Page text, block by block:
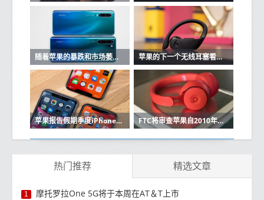
随着苹果的暴跌和市场萎缩，华为在中国保持强大 苹果的下一个无线耳塞看起来很像Beats Powerbeats Pro
苹果报告假期季度iPhone销售强劲 FTC将审查苹果自2010年以来的收购
热门推荐 精选文章
1 摩托罗拉One 5G将于本周在AT＆T上市